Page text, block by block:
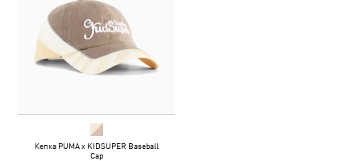
Кепка PUMA x KIDSUPER Baseball
Cap